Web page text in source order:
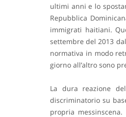
ultimi anni e lo
Repubblica
immigrati haitiani.
settembre del 2013
normativa in modo
giorno all’altro sono
La dura reazione
discriminatorio su
propria